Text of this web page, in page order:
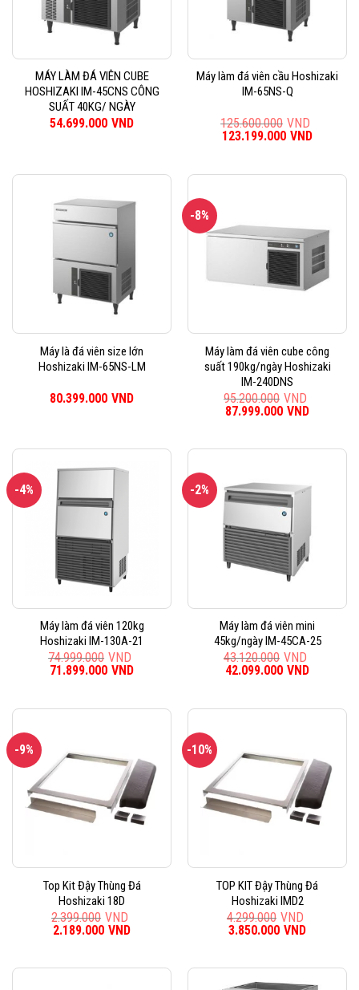
MÁY LÀM ĐÁ VIÊN CUBE
HOSHIZAKI IM-45CNS CÔNG
SUẤT 40KG/ NGÀY
54.699.000 VND
Máy làm đá viên cầu Hoshizaki
IM-65NS-Q
125.600.000 VND
Giá
125.600.000VND.
123.199.000 VND
là:
Máy là đá viên size lớn
Hoshizaki IM-65NS-LM
80.399.000 VND
-8%
Máy làm đá viên cube công
suất 190kg/ngày Hoshizaki
IM-240DNS
95.200.000 VND
Giá
95.200.000VND.
87.999.000 VND
là:
-4%
Máy làm đá viên 120kg
Hoshizaki IM-130A-21
74.999.000 VND
Giá
74.999.000VND.
71.899.000 VND
là:
-2%
Máy làm đá viên mini
45kg/ngày IM-45CA-25
43.120.000 VND
Giá
43.120.000VND.
42.099.000 VND
là:
-9%
Top Kit Đậy Thùng Đá
Hoshizaki 18D
2.399.000 VND
Giá
2.399.000VND.
2.189.000 VND
là:
-10%
TOP KIT Đậy Thùng Đá
Hoshizaki IMD2
4.299.000 VND
Giá
4.299.000VND.
3.850.000 VND
là: